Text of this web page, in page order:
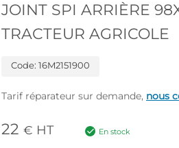
JOINT SPI ARRIÈRE
TRACTEUR AGRICOLE
Code: 16M2151900
Tarif réparateur sur demande, nous
22 € HT En stock